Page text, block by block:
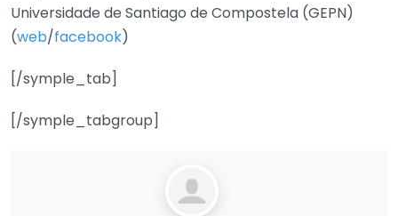
Universidade de Santiago de Compostela (GEPN)
(web/facebook)
[/symple_tab]
[/symple_tabgroup]